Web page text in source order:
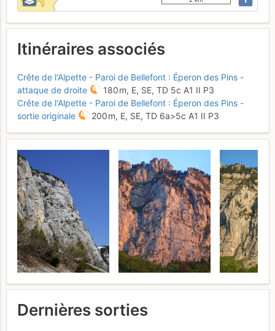
Itinéraires associés
Crête de l'Alpette - Paroi de Bellefont : Éperon des Pins -
attaque de droite
180 m, E, SE, TD 5c A1 II P3
Crête de l'Alpette - Paroi de Bellefont : Éperon des Pins -
sortie originale
200 m, E, SE, TD 6a>5c A1 II P3
Dernières sorties